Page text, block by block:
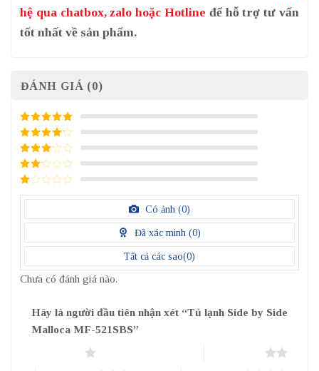
hệ qua chatbox, zalo hoặc Hotline để hỗ trợ tư vấn
tốt nhất về sản phẩm.
ĐÁNH GIÁ (0)
5/ 5 điểm
4/ 5
điểm
3/ 5
điểm
2/
điểm
1
điểm
Có ảnh (0)
Đã xác minh (0)
Tất cả các sao(0)
Chưa có đánh giá nào.
Hãy là người đầu tiên nhận xét “Tủ lạnh Side by Side
Malloca MF-521SBS”